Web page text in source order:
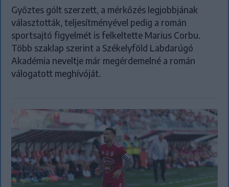
Győztes gólt szerzett, a mérkőzés legjobbjának
választották, teljesítményével pedig a román
sportsajtó figyelmét is felkeltette Marius Corbu.
Több szaklap szerint a Székelyföld Labdarúgó
Akadémia neveltje már megérdemelné a román
válogatott meghívóját.